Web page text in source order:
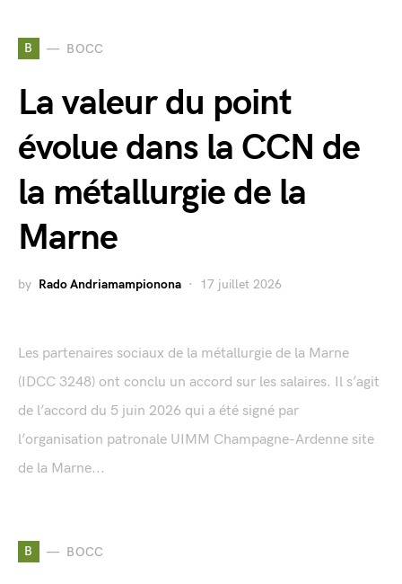
B BOCC
La valeur du point
évolue dans la CCN de
la métallurgie de la
Marne
by Rado Andriamampionona 17 juillet 2026
Les partenaires sociaux de la métallurgie de la Marne
(IDCC 3248) ont conclu un accord sur les salaires. Il s’agit
de l’accord du 5 juin 2026 qui a été signé par
l’organisation patronale UIMM Champagne-Ardenne site
de la Marne...
B BOCC